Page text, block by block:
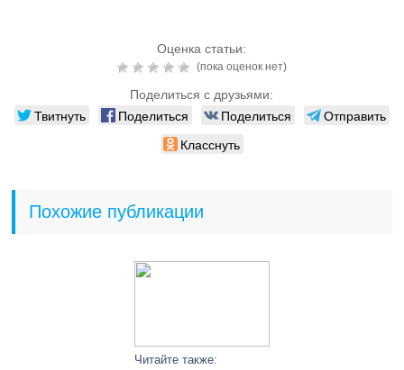
Оценка статьи:
(пока оценок нет)
Поделиться с друзьями:
Твитнуть Поделиться Поделиться
Отправить
Класснуть
Похожие публикации
Читайте также: